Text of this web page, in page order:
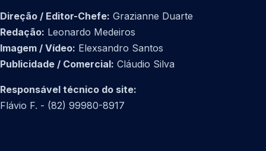
Direção / Editor-Chefe: Grazianne Duarte
Redação: Leonardo Medeiros
Imagem / Vídeo: Elexsandro Santos
Publicidade / Comercial: Cláudio Silva
Responsável técnico do site:
Flávio F. - (82) 99980-8917